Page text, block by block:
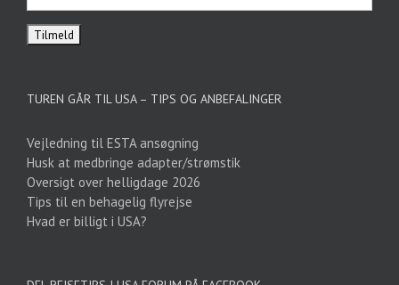
TUREN GÅR TIL USA – TIPS OG ANBEFALINGER
Vejledning til ESTA ansøgning
Husk at medbringe adapter/strømstik
Oversigt over helligdage 2026
Tips til en behagelig flyrejse
Hvad er billigt i USA?